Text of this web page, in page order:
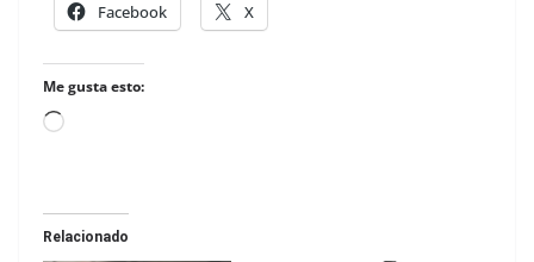
Facebook X
Me gusta esto:
Loading…
Relacionado